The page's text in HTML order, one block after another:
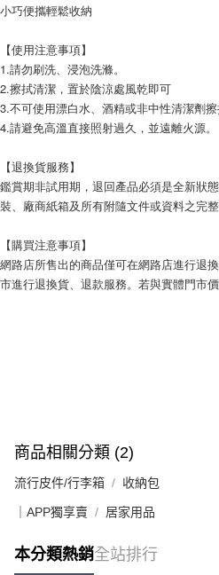
小巧便攜輕鬆收納
【使用注意事項】
1.請勿刷洗、浸泡洗滌。
2.擦拭清潔，置於陰涼處風乾即可
3.不可使用漂白水、酒精或非中性清潔劑擦
4.請避免高溫直接照射過久，並遠離火源。
【退換貨服務】
鑑賞期非試用期，退回產品必須是全新狀
裝、廠商紙箱及所有附隨文件或資料之完整
【購買注意事項】
網路店所售出的商品僅可在網路店進行退
市進行退換貨、退款服務。若與實體門市
商品相關分類 (2)
流行皮件/行李箱 收納包
｜APP獨享賣 居家用品
本分類熱銷全站排行